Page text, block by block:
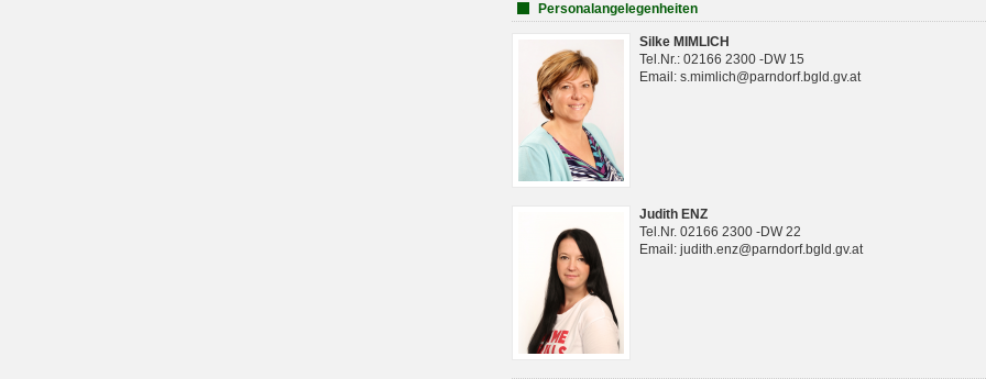
Personalangelegenheiten
Silke MIMLICH
Tel.Nr.: 02166 2300 -DW 15
Email: s.mimlich@parndorf.bgld.gv.at
Judith ENZ
Tel.Nr. 02166 2300 -DW 22
Email: judith.enz@parndorf.bgld.gv.at